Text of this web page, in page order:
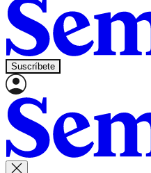
Suscríbete